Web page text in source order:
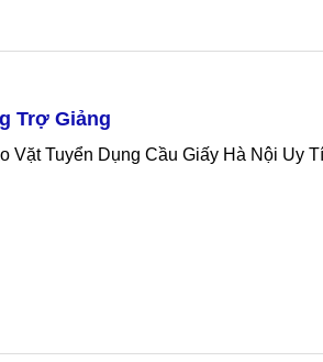
Dưỡng Sinh Chỉ Dành Cho Phái